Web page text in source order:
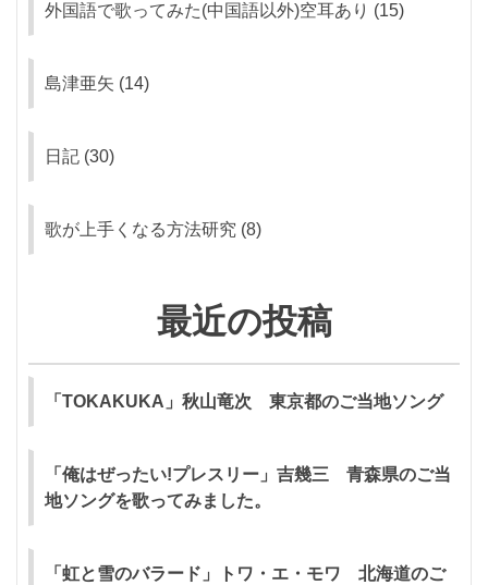
外国語で歌ってみた(中国語以外)空耳あり (15)
島津亜矢 (14)
日記 (30)
歌が上手くなる方法研究 (8)
最近の投稿
「TOKAKUKA」秋山竜次 東京都のご当地ソング
「俺はぜったい!プレスリー」吉幾三 青森県のご当
地ソングを歌ってみました。
「虹と雪のバラード」トワ・エ・モワ 北海道のご